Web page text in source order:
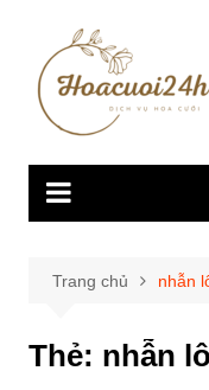
phần
Trang chủ nhẫn
Thẻ: nhẫn